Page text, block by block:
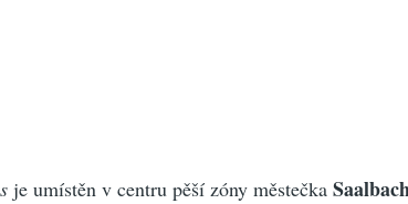
je umístěn v centru pěší zóny městečka